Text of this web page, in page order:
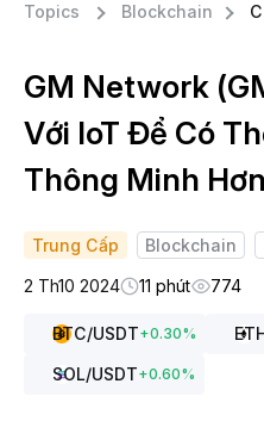
Topics Blockchain
GM Network
Với IoT Để Có
Thông Minh Hơn
Trung Cấp Blockchain
2 Th10 2024
11 phút 774
BTC/USDT+0.30%
SOL/USDT+0.60%